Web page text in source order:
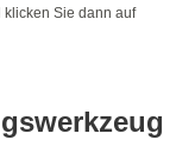
klicken Sie dann auf